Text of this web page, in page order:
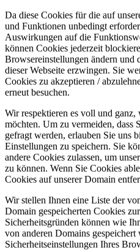
Da diese Cookies für die auf
und Funktionen unbedingt
Auswirkungen auf die
können Cookies jederzeit
Browsereinstellungen ändern und
dieser Webseite erzwingen. Sie
Cookies zu akzeptieren /
erneut besuchen.
Wir respektieren es voll und ganz,
möchten. Um zu vermeiden, dass
gefragt werden, erlauben Sie uns
Einstellungen zu speichern. Sie
andere Cookies zulassen, um
zu können. Wenn Sie Cookies
Cookies auf unserer Domain
Wir stellen Ihnen eine Liste der
Domain gespeicherten Cookies
Sicherheitsgründen können wie
von anderen Domains
Sicherheitseinstellungen Ihres